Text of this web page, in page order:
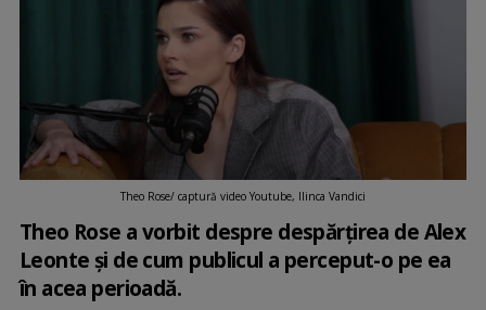
Theo Rose/ captură video Youtube, Ilinca Vandici
Theo Rose a vorbit despre despărțirea de Alex
Leonte și de cum publicul a perceput-o pe ea
în acea perioadă.